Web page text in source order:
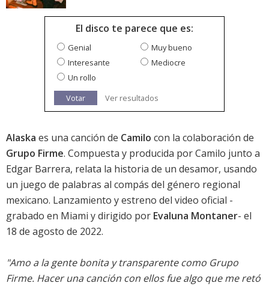
El disco te parece que es:
Genial
Muy bueno
Interesante
Mediocre
Un rollo
Votar
Ver resultados
Alaska es una canción de Camilo con la colaboración de
Grupo Firme. Compuesta y producida por Camilo junto a
Edgar Barrera, relata la historia de un desamor, usando
un juego de palabras al compás del género regional
mexicano. Lanzamiento y estreno del video oficial -
grabado en Miami y dirigido por Evaluna Montaner- el
18 de agosto de 2022.
"Amo a la gente bonita y transparente como Grupo
Firme. Hacer una canción con ellos fue algo que me retó